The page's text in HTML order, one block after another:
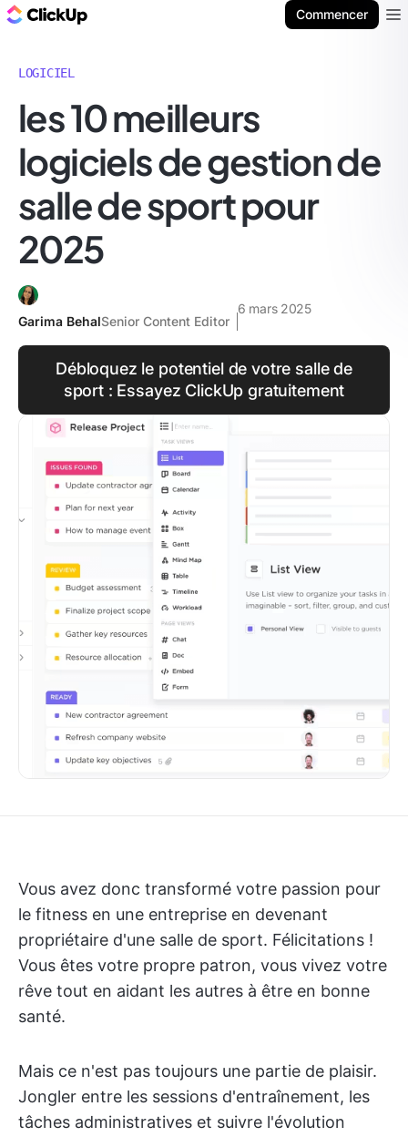
Commencer
LOGICIEL
les 10 meilleurs
logiciels de gestion de
salle de sport pour
2025
Garima BehalSenior Content Editor
6 mars 2025
Débloquez le potentiel de votre salle de
sport : Essayez ClickUp gratuitement
Vous avez donc transformé votre passion pour
le fitness en une entreprise en devenant
propriétaire d'une salle de sport. Félicitations !
Vous êtes votre propre patron, vous vivez votre
rêve tout en aidant les autres à être en bonne
santé.
Mais ce n'est pas toujours une partie de plaisir.
Jongler entre les sessions d'entraînement, les
tâches administratives et suivre l'évolution